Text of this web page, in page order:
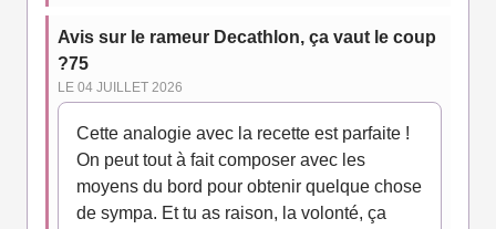
Avis sur le rameur Decathlon, ça vaut le coup
?75
LE 04 JUILLET 2026
Cette analogie avec la recette est parfaite !
On peut tout à fait composer avec les
moyens du bord pour obtenir quelque chose
de sympa. Et tu as raison, la volonté, ça